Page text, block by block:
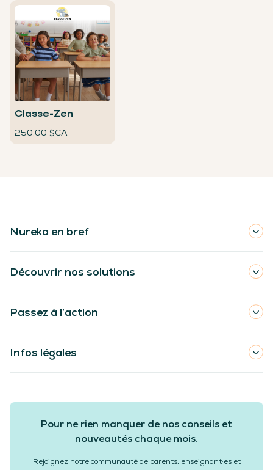
Classe-Zen
250,00 $CA
Nureka en bref
Découvrir nos solutions
Passez à l’action
Infos légales
Pour ne rien manquer de nos conseils et
nouveautés chaque mois.
Rejoignez notre communauté de parents, enseignant·es et